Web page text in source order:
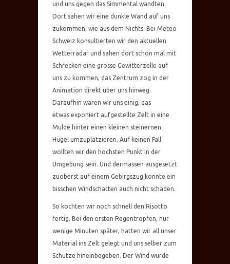
und uns gegen das Simmental wandten.
Dort sahen wir eine dunkle Wand auf uns
zukommen, wie aus dem Nichts. Bei Meteo
Schweiz konsultierten wir den aktuellen
Wetterradar und sahen dort schon mal mit
Schrecken eine grosse Gewitterzelle auf
uns zu kommen, das Zentrum zog in der
Animation direkt über uns hinweg.
Daraufhin waren wir uns einig, das
etwas exponiert aufgestellte Zelt in eine
Mulde hinter einen kleinen steinernen
Hügel umzuplatzieren. Auf keinen Fall
wollten wir den höchsten Punkt in der
Umgebung sein. Und dermassen ausgesetzt
zuoberst auf einem Gebirgszug konnte ein
bisschen Windschatten auch nicht schaden.
So kochten wir noch schnell den Risotto
fertig. Bei den ersten Regentropfen, nur
wenige Minuten später, hatten wir all unser
Material ins Zelt gelegt und uns selber zum
Schutze hineinbegeben. Der Wind wurde